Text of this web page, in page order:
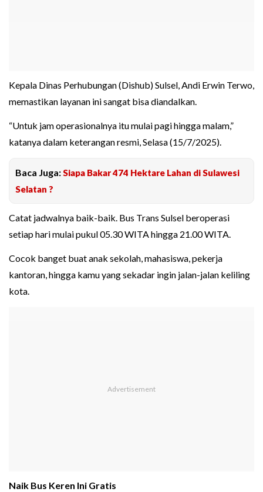
Kepala Dinas Perhubungan (Dishub) Sulsel, Andi Erwin Terwo,
memastikan layanan ini sangat bisa diandalkan.
“Untuk jam operasionalnya itu mulai pagi hingga malam,”
katanya dalam keterangan resmi, Selasa (15/7/2025).
Baca Juga:Siapa Bakar 474 Hektare Lahan di Sulawesi
Selatan ?
Catat jadwalnya baik-baik. Bus Trans Sulsel beroperasi
setiap hari mulai pukul 05.30 WITA hingga 21.00 WITA.
Cocok banget buat anak sekolah, mahasiswa, pekerja
kantoran, hingga kamu yang sekadar ingin jalan-jalan keliling
kota.
Naik Bus Keren Ini Gratis